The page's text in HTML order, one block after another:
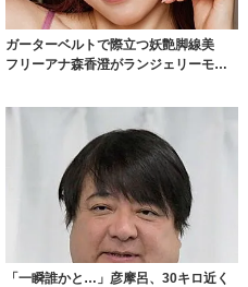
ガーターベルトで際立つ妖艶脚線美
フリーアナ森香澄がランジェリーモデ
「一瞬誰かと…」彦摩呂、30キロ近く